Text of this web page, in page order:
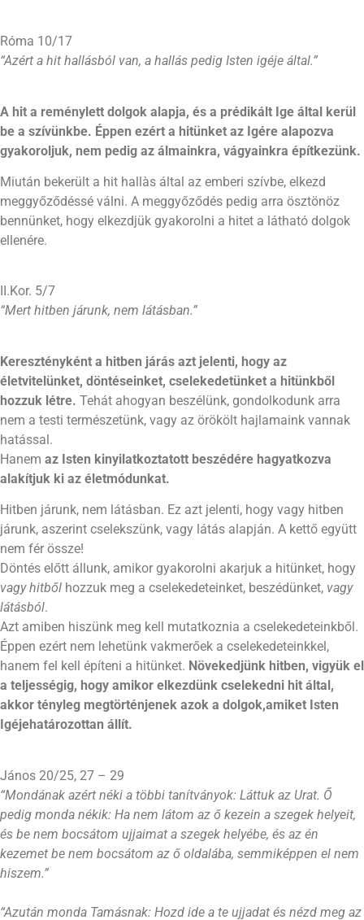
Róma 10/17
“Azért a hit hallásból van, a hallás pedig Isten igéje által.”
A hit a reménylett dolgok alapja, és a prédikált Ige által kerül
be a szívünkbe. Éppen ezért a hitünket az Igére alapozva
gyakoroljuk, nem pedig az álmainkra, vágyainkra építkezünk.
Miután bekerült a hit hallàs által az emberi szívbe, elkezd
meggyőződéssé válni. A meggyőződés pedig arra ösztönöz
bennünket, hogy elkezdjük gyakorolni a hitet a látható dolgok
ellenére.
II.Kor. 5/7
“Mert hitben járunk, nem látásban.”
Keresztényként a hitben járás azt jelenti, hogy az
életvitelünket, döntéseinket, cselekedetünket a hitünkből
hozzuk létre. Tehát ahogyan beszélünk, gondolkodunk arra
nem a testi természetünk, vagy az örökölt hajlamaink vannak
hatással.
Hanem az Isten kinyilatkoztatott beszédére hagyatkozva
alakítjuk ki az életmódunkat.
Hitben járunk, nem látásban. Ez azt jelenti, hogy vagy hitben
járunk, aszerint cselekszünk, vagy látás alapján. A kettő együtt
nem fér össze!
Döntés előtt állunk, amikor gyakorolni akarjuk a hitünket, hogy
vagy hitből hozzuk meg a cselekedeteinket, beszédünket, vagy
látásból.
Azt amiben hiszünk meg kell mutatkoznia a cselekedeteinkből.
Éppen ezért nem lehetünk vakmerőek a cselekedeteinkkel,
hanem fel kell építeni a hitünket. Növekedjünk hitben, vigyük el
a teljességig, hogy amikor elkezdünk cselekedni hit által ,
akkor tényleg megtörténjenek azok a dolgok,amiket Isten
Igéjehatározottan állít.
János 20/25, 27 – 29
“Mondának azért néki a többi tanítványok: Láttuk az Urat. Ő
pedig monda nékik: Ha nem látom az ő kezein a szegek helyeit,
és be nem bocsátom ujjaimat a szegek helyébe, és az én
kezemet be nem bocsátom az ő oldalába, semmiképpen el nem
hiszem.”
“Azután monda Tamásnak: Hozd ide a te ujjadat és nézd meg az